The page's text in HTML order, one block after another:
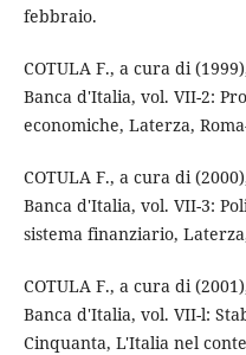
febbraio.
COTULA F., a cura di
Banca d'Italia, vol. VII-2:
economiche, Laterza,
COTULA F., a cura di
Banca d'Italia, vol. VII-3:
sistema finanziario,
COTULA F., a cura di
Banca d'Italia, vol. VII-l:
Cinquanta, L'Italia nel